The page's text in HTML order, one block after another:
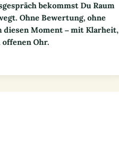
bekommst Du Raum
Ohne Bewertung, ohne
diesen Moment – mit Klarheit,
Ohr.